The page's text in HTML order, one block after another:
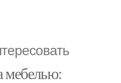
мебелью: